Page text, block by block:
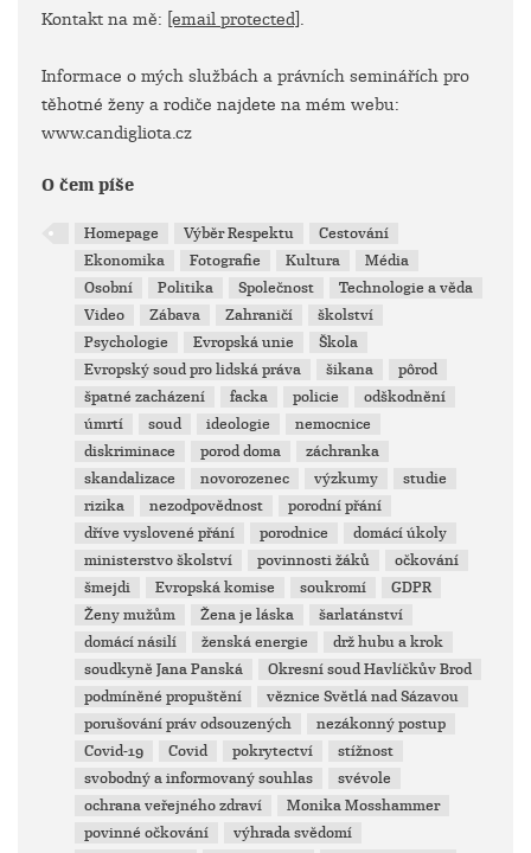
Kontakt na mě: [email protected].
Informace o mých službách a právních seminářích pro
těhotné ženy a rodiče najdete na mém webu:
www.candigliota.cz
O čem píše
Homepage Výběr Respektu
Cestování
Ekonomika
Fotografie Kultura
Média
Osobní
Politika Společnost
Technologie a věda
Video
Zábava Zahraničí
školství
Psychologie
Evropská unie
Škola
Evropský soud pro lidská práva
šikana
pôrod
špatné zacházení
facka policie
odškodnění
úmrtí
soud ideologie
nemocnice
diskriminace
porod doma
záchranka
skandalizace
novorozenec výzkumy
studie
rizika
nezodpovědnost
porodní přání
dříve vyslovené přání
porodnice
domácí úkoly
ministerstvo školství
povinnosti žáků
očkování
šmejdi
Evropská komise soukromí
GDPR
Ženy mužům
Žena je láska
šarlatánství
domácí násilí
ženská energie
drž hubu a krok
soudkyně Jana Panská
Okresní soud Havlíčkův Brod
podmíněné propuštění
věznice Světlá nad Sázavou
porušování práv odsouzených
nezákonný postup
Covid-19
Covid pokrytectví
stížnost
svobodný a informovaný souhlas
svévole
ochrana veřejného zdraví
Monika Mosshammer
povinné očkování
výhrada svědomí